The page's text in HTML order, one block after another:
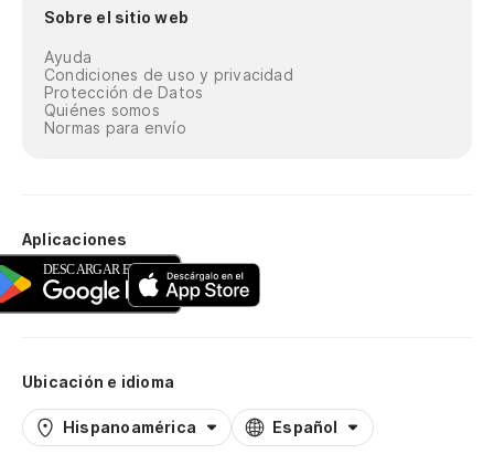
Sobre el sitio web
Ayuda
Condiciones de uso y privacidad
Protección de Datos
Quiénes somos
Normas para envío
Aplicaciones
Ubicación e idioma
Hispanoamérica Español